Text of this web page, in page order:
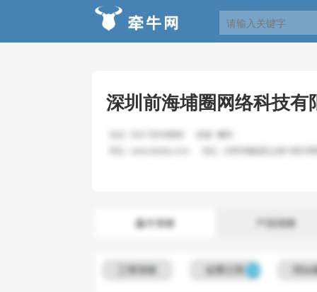
深圳前海埔圈网络科技有